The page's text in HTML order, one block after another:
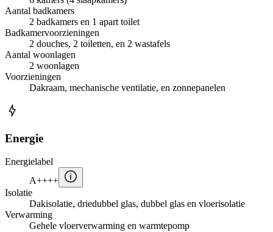
Aantal badkamers
2 badkamers en 1 apart toilet
Badkamervoorzieningen
2 douches, 2 toiletten, en 2 wastafels
Aantal woonlagen
2 woonlagen
Voorzieningen
Dakraam, mechanische ventilatie, en zonnepanelen
Energie
Energielabel
A++++
Isolatie
Dakisolatie, driedubbel glas, dubbel glas en vloerisolatie
Verwarming
Gehele vloerverwarming en warmtepomp